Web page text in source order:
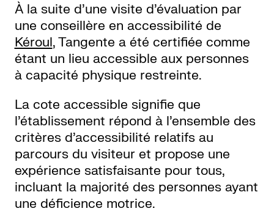
À la suite d’une visite d’évaluation par
une conseillère en accessibilité de
Kéroul, Tangente a été certifiée comme
étant un lieu accessible aux personnes
à capacité physique restreinte.
La cote accessible signifie que
l’établissement répond à l’ensemble des
critères d’accessibilité relatifs au
parcours du visiteur et propose une
expérience satisfaisante pour tous,
incluant la majorité des personnes ayant
une déficience motrice.